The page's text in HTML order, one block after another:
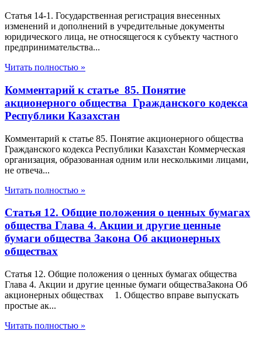
Статья 14-1. Государственная регистрация внесенных
изменений и дополнений в учредительные документы
юридического лица, не относящегося к субъекту частного
предпринимательства...
Читать полностью »
Комментарий к статье 85. Понятие
акционерного общества Гражданского кодекса
Республики Казахстан
Комментарий к статье 85. Понятие акционерного общества
Гражданского кодекса Республики Казахстан Коммерческая
организация, образованная одним или несколькими лицами,
не отвеча...
Читать полностью »
Статья 12. Общие положения о ценных бумагах
общества Глава 4. Акции и другие ценные
бумаги общества Закона Об акционерных
обществах
Статья 12. Общие положения о ценных бумагах общества
Глава 4. Акции и другие ценные бумаги обществаЗакона Об
акционерных обществах 1. Общество вправе выпускать
простые ак...
Читать полностью »